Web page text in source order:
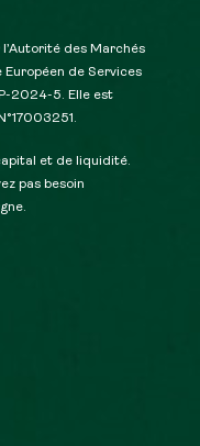
des Marchés
de Services
2024-5. Elle est
et de liquidité.
pas besoin